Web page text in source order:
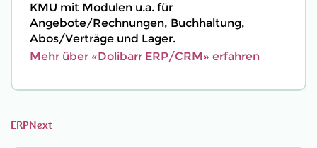
KMU mit Modulen u.a. für
Angebote/Rechnungen, Buchhaltung,
Abos/Verträge und Lager.
Mehr über «Dolibarr ERP/CRM» erfahren
ERPNext